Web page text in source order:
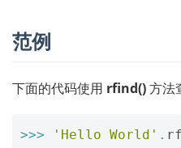
范例
下面的代码使用 rfind()方法
>>> 'Hello World' .